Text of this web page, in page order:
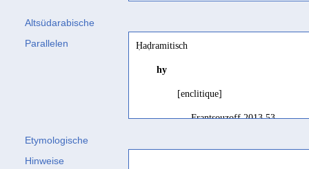
Altsüdarabische
Parallelen
Ḥaḍramitisch
hy
[enclitique]
Frantsouzoff 2013 53
Etymologische
Hinweise